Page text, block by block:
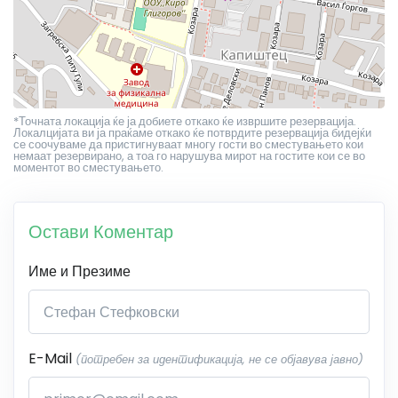
*Точната локација ќе ја добиете откако ќе извршите резервација.
Локалцијата ви ја праќаме откако ќе потврдите резервација бидејќи
се соочуваме да пристигнуваат многу гости во сместувањето кои
немаат резервирано, а тоа го нарушува мирот на гостите кои се во
моментот во сместувањето.
Остави Коментар
Име и Презиме
E-Mail (потребен за идентификација, не се објавува јавно)